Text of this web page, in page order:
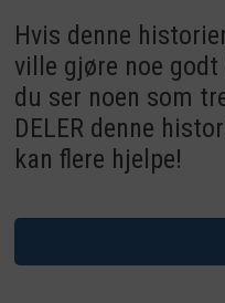
Hvis denne
ville gjøre noe
du ser noen som
DELER denne
kan flere hjelpe!